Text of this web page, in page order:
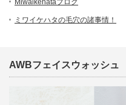
Miwaikehataブログ
ミワイケハタの毛穴の諸事情！
AWBフェイスウォッシュ